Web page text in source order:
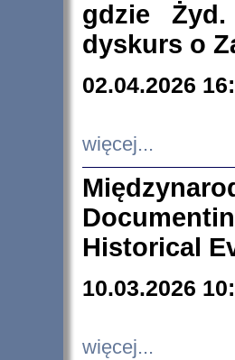
gdzie
dyskurs o
02.04.2026
więcej...
Historical
10.03.2026
więcej...